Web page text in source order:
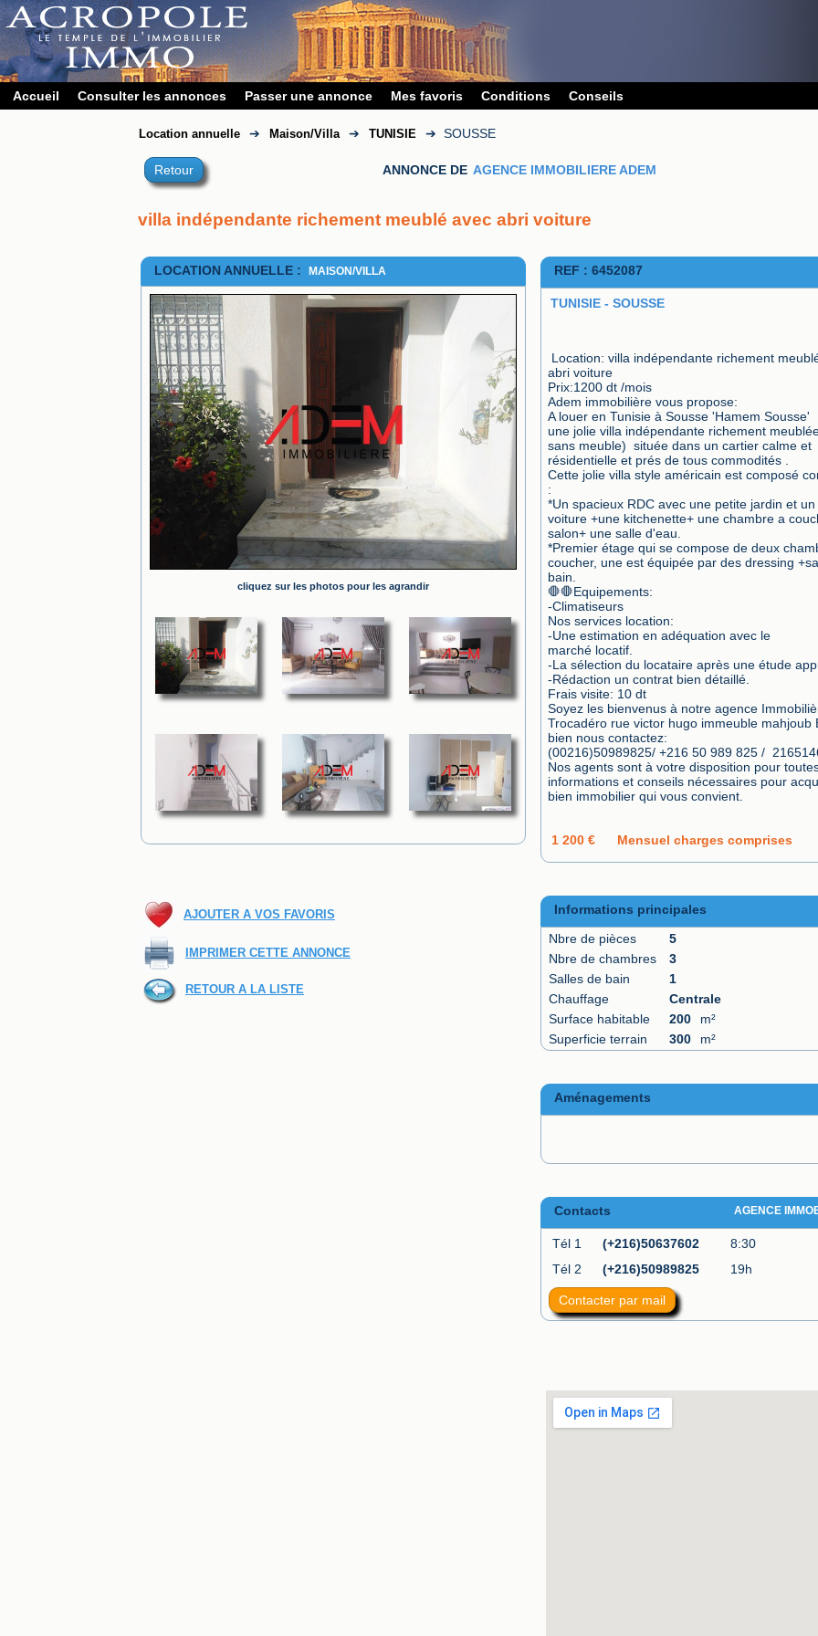
Accueil Consulter les annonces Passer une annonce Mes favoris Conditions Conseils
Location annuelle ➔ Maison/Villa ➔ TUNISIE ➔ SOUSSE
Retour ANNONCE DE AGENCE IMMOBILIERE ADEM
villa indépendante richement meublé avec abri voiture
LOCATION ANNUELLE : MAISON/VILLA
cliquez sur les photos pour les agrandir
AJOUTER A VOS FAVORIS
IMPRIMER CETTE ANNONCE
RETOUR A LA LISTE
REF : 6452087
TUNISIE - SOUSSE
Location: villa indépendante richement
abri voiture
Prix:1200 dt /mois
Adem immobilière vous propose:
A louer en Tunisie à Sousse 'Hamem Sousse'
une jolie villa indépendante richement
sans meuble)  située dans un cartier calme et
résidentielle et prés de tous commodités .
Cette jolie villa style américain est composé
:
*Un spacieux RDC avec une petite jardin et
voiture +une kitchenette+ une chambre a
salon+ une salle d'eau.
*Premier étage qui se compose de deux
coucher, une est équipée par des dressing
bain.
🛑🛑Equipements:
-Climatiseurs
Nos services location:
-Une estimation en adéquation avec le
marché locatif.
-La sélection du locataire après une étude
-Rédaction un contrat bien détaillé.
Frais visite: 10 dt
Soyez les bienvenus à notre agence
Trocadéro rue victor hugo immeuble mahjoub
bien nous contactez:
(00216)50989825/ +216 50 989 825 /
Nos agents sont à votre disposition pour
informations et conseils nécessaires pour
bien immobilier qui vous convient.
1 200 € Mensuel charges comprises
Informations principales
Nbre de pièces
5
Nbre de chambres
3
Salles de bain
1
Chauffage
Centrale
Surface habitable
200
m²
Superficie terrain
300 m²
Aménagements
Contacts AGENCE
Tél 1 (+216)50637602
8:30
Tél 2
(+216)50989825 19h
Contacter par mail